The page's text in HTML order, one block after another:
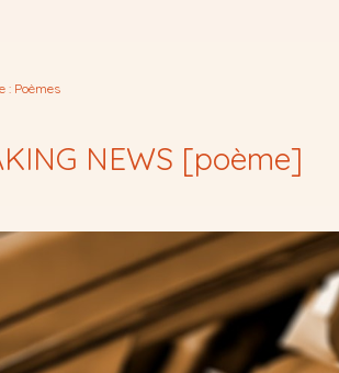
: Poèmes
NEWS [poème]